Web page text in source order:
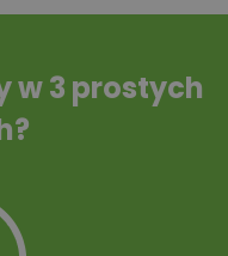
Przydomowa
10 projektów małej
w 3 prostych